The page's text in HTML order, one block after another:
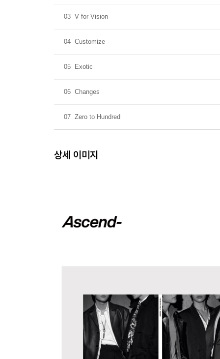
03 V for Vision
04 Customize
05 Exotic
06 Changes
07 Zero to Hundred
상세 이미지